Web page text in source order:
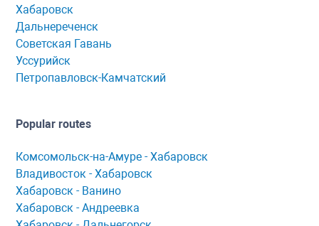
Хабаровск
Дальнереченск
Советская Гавань
Уссурийск
Петропавловск-Камчатский
Popular routes
Комсомольск-нa-Амуре - Хaбaровск
Владивосток - Хабаровск
Хaбaровск - Ванино
Хабаровск - Андреевка